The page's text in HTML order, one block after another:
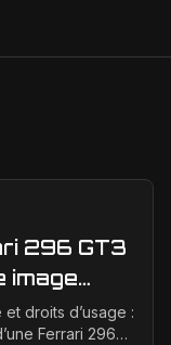
296 GT3
image
droits d’usage :
Ferrari 296